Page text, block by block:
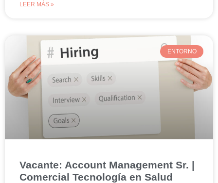
LEER MÁS »
ENTORNO
Vacante: Account Management Sr. |
Comercial Tecnología en Salud